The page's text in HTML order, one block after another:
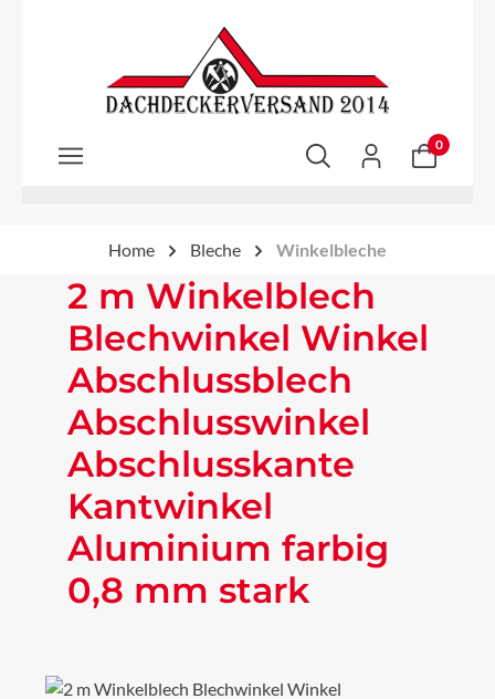
Zum Hauptinhalt springen
0
Home Bleche Winkelbleche
2 m Winkelblech
Blechwinkel Winkel
Abschlussblech
Abschlusswinkel
Abschlusskante
Kantwinkel
Aluminium farbig
0,8 mm stark
Bildergalerie überspringen